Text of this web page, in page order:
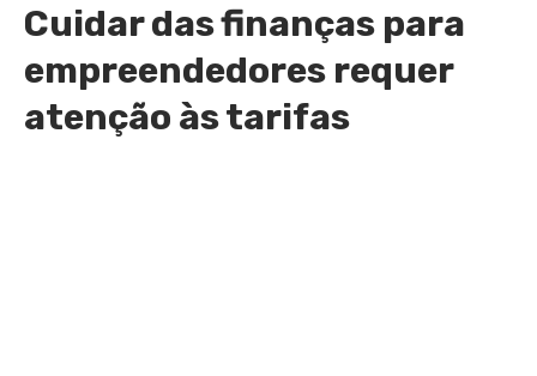
Cuidar das finanças para
empreendedores requer
atenção às tarifas